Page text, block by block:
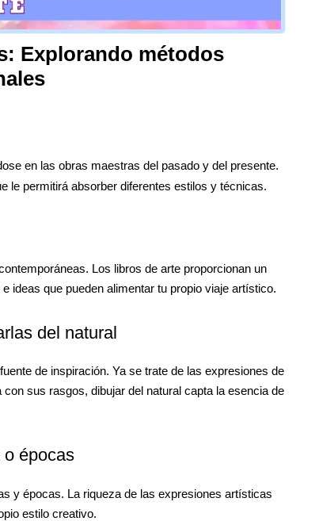
Explorando métodos
en las obras maestras del pasado y del presente.
le permitirá absorber diferentes estilos y técnicas.
Los libros de arte proporcionan un
ideas que pueden alimentar tu propio viaje artístico.
del natural
de inspiración. Ya se trate de las expresiones de
sus rasgos, dibujar del natural capta la esencia de
épocas
y épocas. La riqueza de las expresiones artísticas
estilo creativo.